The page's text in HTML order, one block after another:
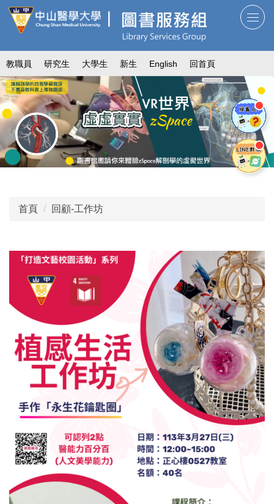
跳
到
要
內
容
區
教職員 研究生 大學生 新生 English 回首頁
首頁 回顧-工作坊